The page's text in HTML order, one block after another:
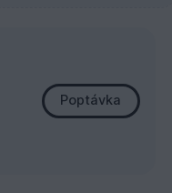
Poptávka